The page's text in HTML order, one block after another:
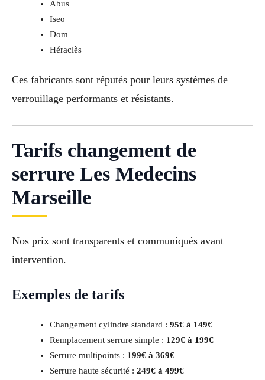
Abus
Iseo
Dom
Héraclès
Ces fabricants sont réputés pour leurs systèmes de
verrouillage performants et résistants.
Tarifs changement de
serrure Les Medecins
Marseille
Nos prix sont transparents et communiqués avant
intervention.
Exemples de tarifs
Changement cylindre standard : 95€ à 149€
Remplacement serrure simple : 129€ à 199€
Serrure multipoints : 199€ à 369€
Serrure haute sécurité : 249€ à 499€